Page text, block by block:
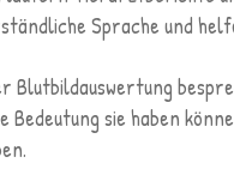
Sprache und
Blutbildauswertung
Bedeutung sie haben